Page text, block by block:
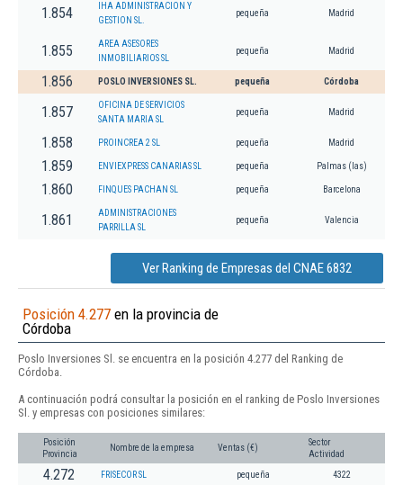
1.854
IHA ADMINISTRACION Y
GESTION SL.
pequeña Madrid
1.855
AREA ASESORES
INMOBILIARIOS SL
pequeña Madrid
1.856 POSLO INVERSIONES SL. pequeña Córdoba
1.857
OFICINA DE SERVICIOS
SANTA MARIA SL
pequeña Madrid
1.858 PROINCREA 2 SL pequeña Madrid
1.859 ENVIEXPRESS CANARIAS SL pequeña Palmas (las)
1.860 FINQUES PACHAN SL pequeña Barcelona
1.861
ADMINISTRACIONES
PARRILLA SL
pequeña Valencia
Ver Ranking de Empresas del CNAE 6832
Posición 4.277 en la provincia de
Córdoba
Poslo Inversiones Sl. se encuentra en la posición 4.277 del Ranking de
Córdoba.
A continuación podrá consultar la posición en el ranking de Poslo Inversiones
Sl. y empresas con posiciones similares:
Posición
Provincia
Nombre de la empresa Ventas (€)
Sector
Actividad
4.272 FRISECOR SL pequeña 4322